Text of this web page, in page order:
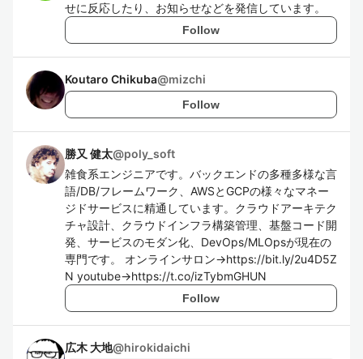
せに反応したり、お知らせなどを発信しています。
Follow
Koutaro Chikuba@mizchi
Follow
勝又 健太@poly_soft
雑食系エンジニアです。バックエンドの多種多様な言
語/DB/フレームワーク、AWSとGCPの様々なマネー
ジドサービスに精通しています。クラウドアーキテク
チャ設計、クラウドインフラ構築管理、基盤コード開
発、サービスのモダン化、DevOps/MLOpsが現在の
専門です。 オンラインサロン→https://bit.ly/2u4D5Z
N youtube→https://t.co/izTybmGHUN
Follow
広木 大地@hirokidaichi